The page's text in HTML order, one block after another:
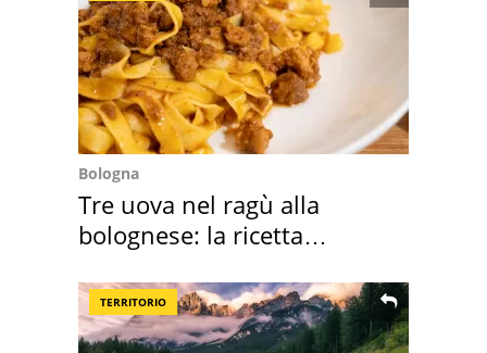
Bologna
Tre uova nel ragù alla
bolognese: la ricetta
TERRITORIO